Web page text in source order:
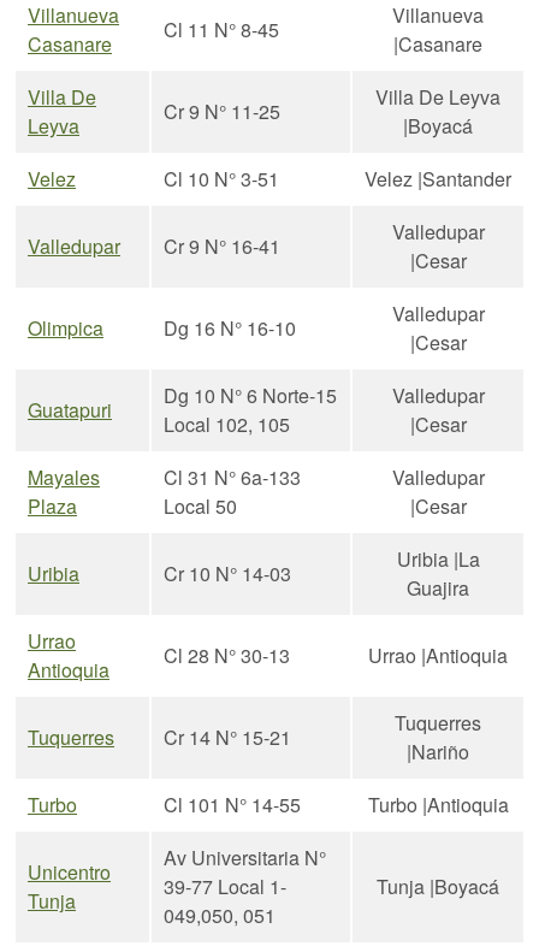
Villanueva
Casanare
Cl 11 N° 8-45
Villanueva
|Casanare
Villa De
Leyva
Cr 9 N° 11-25
Villa De Leyva
|Boyacá
Velez
Cl 10 N° 3-51 Velez |Santander
Valledupar Cr 9 N° 16-41
Valledupar
|Cesar
Olimpica Dg 16 N° 16-10
Valledupar
|Cesar
Guatapuri
Dg 10 N° 6 Norte-15
Local 102, 105
Valledupar
|Cesar
Mayales
Plaza
Cl 31 N° 6a-133
Local 50
Valledupar
|Cesar
Uribia Cr 10 N° 14-03
Uribia |La
Guajira
Urrao
Antioquia
Cl 28 N° 30-13 Urrao |Antioquia
Tuquerres Cr 14 N° 15-21
Tuquerres
|Nariño
Turbo
Cl 101 N° 14-55 Turbo |Antioquia
Unicentro
Tunja
Av Universitaria N°
39-77 Local 1-
049,050, 051
Tunja |Boyacá